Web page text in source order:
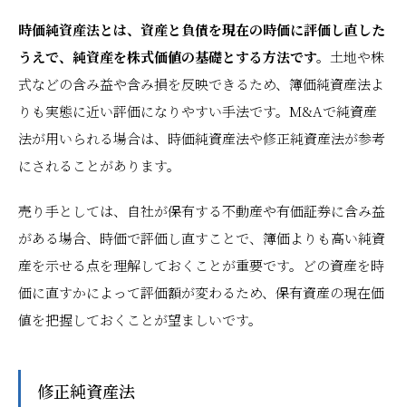
時価純資産法とは、資産と負債を現在の時価に評価し直した
うえで、純資産を株式価値の基礎とする方法です。 土地や株
式などの含み益や含み損を反映できるため、簿価純資産法よ
りも実態に近い評価になりやすい手法です。M&Aで純資産
法が用いられる場合は、時価純資産法や修正純資産法が参考
にされることがあります。
売り手としては、自社が保有する不動産や有価証券に含み益
がある場合、時価で評価し直すことで、簿価よりも高い純資
産を示せる点を理解しておくことが重要です。どの資産を時
価に直すかによって評価額が変わるため、保有資産の現在価
値を把握しておくことが望ましいです。
修正純資産法